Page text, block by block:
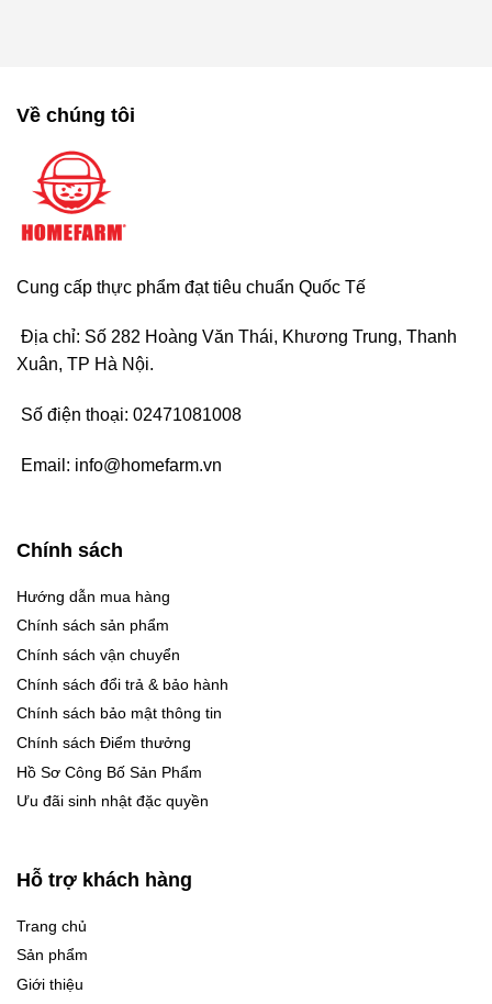
Về chúng tôi
Cung cấp thực phẩm đạt tiêu chuẩn Quốc Tế
Địa chỉ: Số 282 Hoàng Văn Thái, Khương Trung, Thanh
Xuân, TP Hà Nội.
Số điện thoại: 02471081008
Email: info@homefarm.vn
Chính sách
Hướng dẫn mua hàng
Chính sách sản phẩm
Chính sách vận chuyển
Chính sách đổi trả & bảo hành
Chính sách bảo mật thông tin
Chính sách Điểm thưởng
Hồ Sơ Công Bố Sản Phẩm
Ưu đãi sinh nhật đặc quyền
Hỗ trợ khách hàng
Trang chủ
Sản phẩm
Giới thiệu